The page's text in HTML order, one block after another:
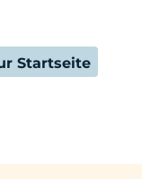
Startseite